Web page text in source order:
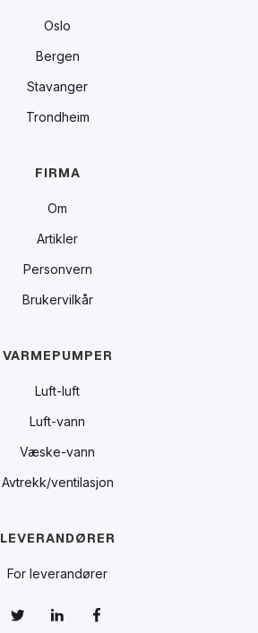
Oslo
Bergen
Stavanger
Trondheim
FIRMA
Om
Artikler
Personvern
Brukervilkår
VARMEPUMPER
Luft-luft
Luft-vann
Væske-vann
Avtrekk/ventilasjon
LEVERANDØRER
For leverandører